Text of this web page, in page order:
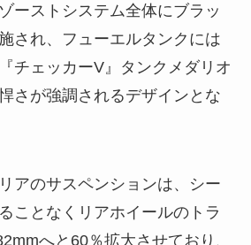
ーストシステム全体にブラッ
され、フューエルタンクには
チェッカーV』タンクメダリオ
さが強調されるデザインとな
アのサスペンションは、シー
ことなくリアホイールのトラ
へと60％拡大させており、